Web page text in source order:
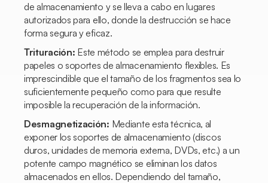
de almacenamiento y se lleva a cabo en lugares
autorizados para ello, donde la destrucción se hace
forma segura y eficaz.
Trituración: Este método se emplea para destruir
papeles o soportes de almacenamiento flexibles. Es
imprescindible que el tamaño de los fragmentos sea lo
suficientemente pequeño como para que resulte
imposible la recuperación de la información.
Desmagnetización: Mediante esta técnica, al
exponer los soportes de almacenamiento (discos
duros, unidades de memoria externa, DVDs, etc.) a un
potente campo magnético se eliminan los datos
almacenados en ellos. Dependiendo del tamaño,